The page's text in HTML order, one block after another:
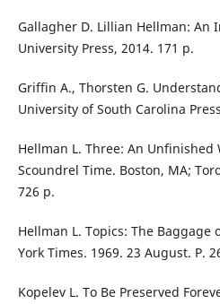
Gallagher D. Lillian Hellman: An
University Press, 2014. 171 p.
Griffin A., Thorsten G.
University of South Carolina
Hellman L. Three: An Unfinished
Scoundrel Time. Boston, MA;
726 p.
Hellman L. Topics: The Baggage
York Times. 1969. 23 August. P.
Kopelev L. To Be Preserved